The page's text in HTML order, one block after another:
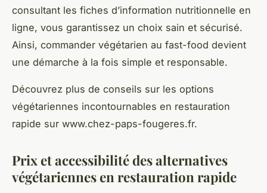
consultant les fiches d’information nutritionnelle en
ligne, vous garantissez un choix sain et sécurisé.
Ainsi, commander végétarien au fast-food devient
une démarche à la fois simple et responsable.
Découvrez plus de conseils sur les options
végétariennes incontournables en restauration
rapide sur www.chez-paps-fougeres.fr.
Prix et accessibilité des alternatives
végétariennes en restauration rapide